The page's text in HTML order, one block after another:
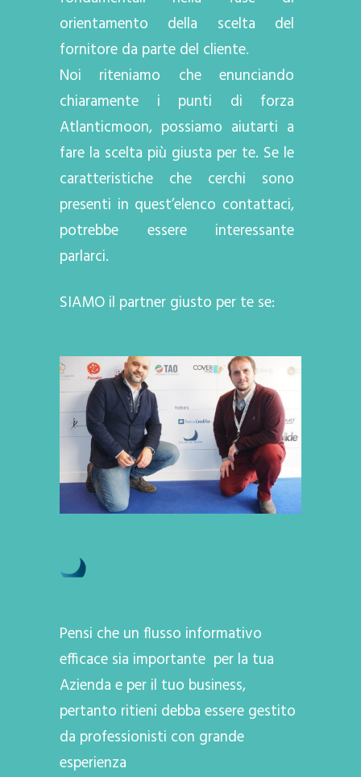
orientamento della scelta del
fornitore da parte del cliente.
Noi riteniamo che enunciando
chiaramente i punti di forza
Atlanticmoon, possiamo aiutarti a
fare la scelta più giusta per te. Se le
caratteristiche che cerchi sono
presenti in quest’elenco contattaci,
potrebbe essere interessante
parlarci.
SIAMO il partner giusto per te se:
Pensi che un flusso informativo
efficace sia importante per la tua
Azienda e per il tuo business,
pertanto ritieni debba essere gestito
da professionisti con grande
esperienza